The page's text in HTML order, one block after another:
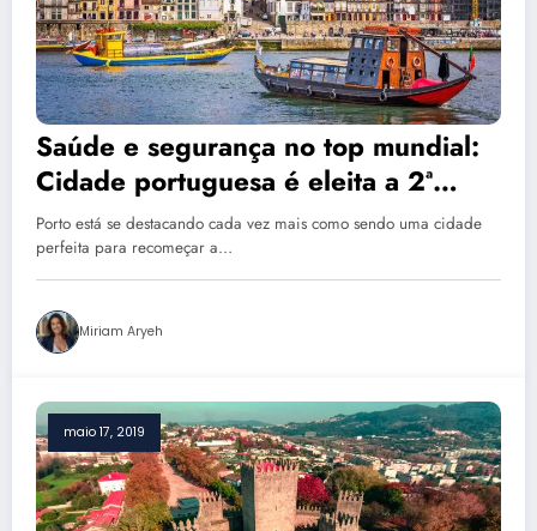
Saúde e segurança no top mundial:
Cidade portuguesa é eleita a 2ª
melhor para viver no Mundo
Porto está se destacando cada vez mais como sendo uma cidade
perfeita para recomeçar a…
Miriam Aryeh
maio 17, 2019